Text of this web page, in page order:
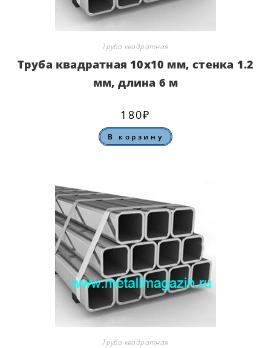
Труба квадратная
Труба квадратная 10х10 мм, стенка 1.2
мм, длина 6 м
180₽
В корзину
Труба квадратная